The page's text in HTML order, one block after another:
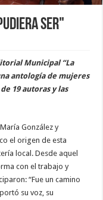
ser"
Municipal “La
antología de mujeres
19 autoras y las
González y
el origen de esta
local. Desde aquel
con el trabajo y
“Fue un camino
su voz, su